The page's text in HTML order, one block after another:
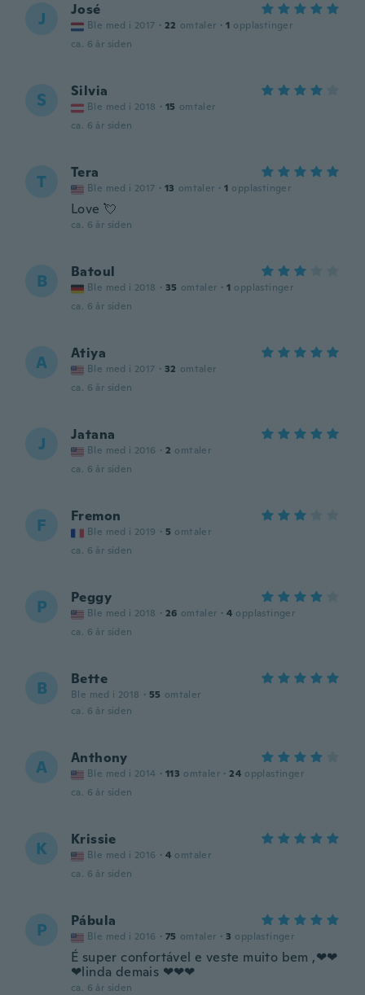
J José
Ble med i 2017 · 22 omtaler · 1 opplastinger
ca. 6 år siden
S Silvia
Ble med i 2018 · 15 omtaler
ca. 6 år siden
T Tera
Ble med i 2017 · 13 omtaler · 1 opplastinger
Love 💘
ca. 6 år siden
B Batoul
Ble med i 2018 · 35 omtaler · 1 opplastinger
ca. 6 år siden
A Atiya
Ble med i 2017 · 32 omtaler
ca. 6 år siden
J Jatana
Ble med i 2016 · 2 omtaler
ca. 6 år siden
F Fremon
Ble med i 2019 · 5 omtaler
ca. 6 år siden
P Peggy
Ble med i 2018 · 26 omtaler · 4 opplastinger
ca. 6 år siden
B Bette
Ble med i 2018 · 55 omtaler
ca. 6 år siden
A Anthony
Ble med i 2014 · 113 omtaler · 24 opplastinger
ca. 6 år siden
K Krissie
Ble med i 2016 · 4 omtaler
ca. 6 år siden
P Pábula
Ble med i 2016 · 75 omtaler · 3 opplastinger
É super confortável e veste muito bem ,❤❤
❤linda demais ❤❤❤
ca. 6 år siden